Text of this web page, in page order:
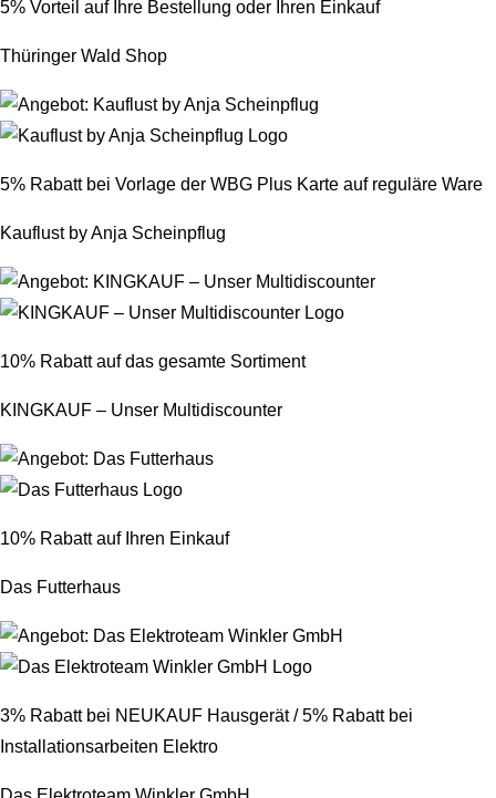
5% Vorteil auf Ihre Bestellung oder Ihren Einkauf
Thüringer Wald Shop
5% Rabatt bei Vorlage der WBG Plus Karte auf reguläre Ware
Kauflust by Anja Scheinpflug
10% Rabatt auf das gesamte Sortiment
KINGKAUF – Unser Multidiscounter
10% Rabatt auf Ihren Einkauf
Das Futterhaus
3% Rabatt bei NEUKAUF Hausgerät / 5% Rabatt bei
Installationsarbeiten Elektro